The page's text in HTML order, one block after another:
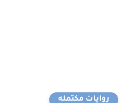
روايات مكتمله